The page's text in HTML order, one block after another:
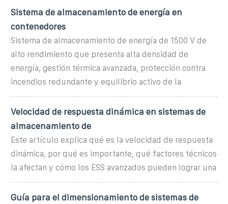
Sistema de almacenamiento de energía en
contenedores
Sistema de almacenamiento de energía de 1500 V de
alto rendimiento que presenta alta densidad de
energía, gestión térmica avanzada, protección contra
incendios redundante y equilibrio activo de la
Velocidad de respuesta dinámica en sistemas de
almacenamiento de
Este artículo explica qué es la velocidad de respuesta
dinámica, por qué es importante, qué factores técnicos
la afectan y cómo los ESS avanzados pueden lograr una
Guía para el dimensionamiento de sistemas de